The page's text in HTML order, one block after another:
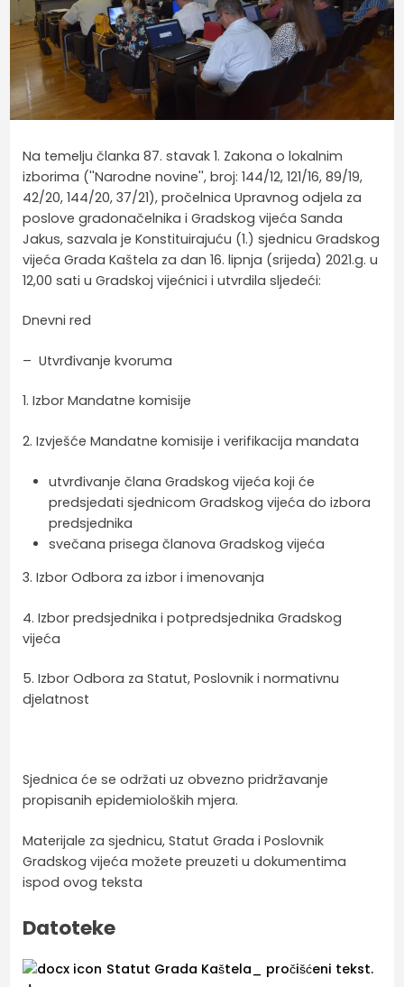
Na temelju članka 87. stavak 1. Zakona o lokalnim
izborima (''Narodne novine'', broj: 144/12, 121/16, 89/19,
42/20, 144/20, 37/21), pročelnica Upravnog odjela za
poslove gradonačelnika i Gradskog vijeća Sanda
Jakus, sazvala je Konstituirajuću (1.) sjednicu Gradskog
vijeća Grada Kaštela za dan 16. lipnja (srijeda) 2021.g. u
12,00 sati u Gradskoj vijećnici i utvrdila sljedeći:
Dnevni red
– Utvrđivanje kvoruma
1. Izbor Mandatne komisije
2. Izvješće Mandatne komisije i verifikacija mandata
utvrđivanje člana Gradskog vijeća koji će
predsjedati sjednicom Gradskog vijeća do izbora
predsjednika
svečana prisega članova Gradskog vijeća
3. Izbor Odbora za izbor i imenovanja
4. Izbor predsjednika i potpredsjednika Gradskog
vijeća
5. Izbor Odbora za Statut, Poslovnik i normativnu
djelatnost
Sjednica će se održati uz obvezno pridržavanje
propisanih epidemioloških mjera.
Materijale za sjednicu, Statut Grada i Poslovnik
Gradskog vijeća možete preuzeti u dokumentima
ispod ovog teksta
Datoteke
Statut Grada Kaštela_ pročišćeni tekst.